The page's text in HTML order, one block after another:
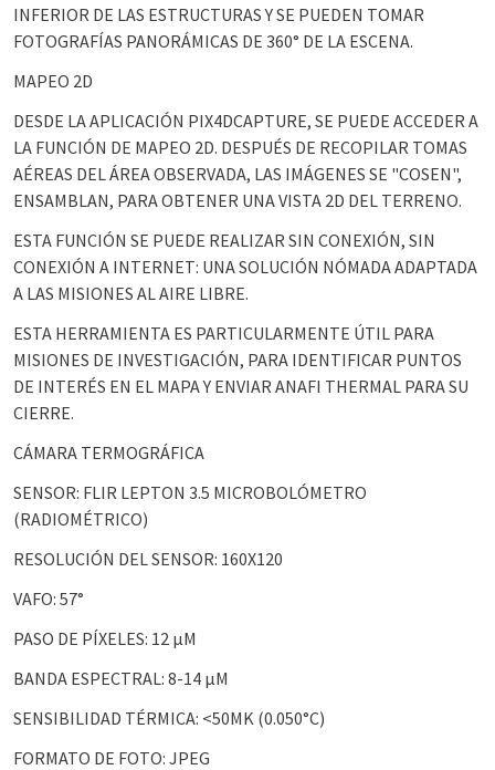
INFERIOR DE LAS ESTRUCTURAS Y SE PUEDEN TOMAR
FOTOGRAFÍAS PANORÁMICAS DE 360° DE LA ESCENA.
MAPEO 2D
DESDE LA APLICACIÓN PIX4DCAPTURE, SE PUEDE ACCEDER A
LA FUNCIÓN DE MAPEO 2D. DESPUÉS DE RECOPILAR TOMAS
AÉREAS DEL ÁREA OBSERVADA, LAS IMÁGENES SE "COSEN",
ENSAMBLAN, PARA OBTENER UNA VISTA 2D DEL TERRENO.
ESTA FUNCIÓN SE PUEDE REALIZAR SIN CONEXIÓN, SIN
CONEXIÓN A INTERNET: UNA SOLUCIÓN NÓMADA ADAPTADA
A LAS MISIONES AL AIRE LIBRE.
ESTA HERRAMIENTA ES PARTICULARMENTE ÚTIL PARA
MISIONES DE INVESTIGACIÓN, PARA IDENTIFICAR PUNTOS
DE INTERÉS EN EL MAPA Y ENVIAR ANAFI THERMAL PARA SU
CIERRE.
CÁMARA TERMOGRÁFICA
SENSOR: FLIR LEPTON 3.5 MICROBOLÓMETRO
(RADIOMÉTRICO)
RESOLUCIÓN DEL SENSOR: 160X120
VAFO: 57°
PASO DE PÍXELES: 12 µM
BANDA ESPECTRAL: 8-14 µM
SENSIBILIDAD TÉRMICA: <50MK (0.050°C)
FORMATO DE FOTO: JPEG